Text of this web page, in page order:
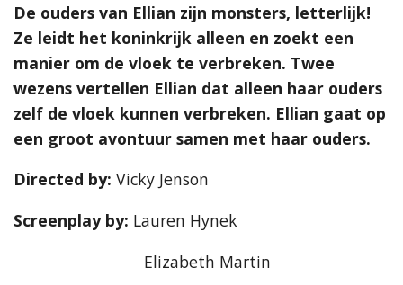
De ouders van Ellian zijn monsters, letterlijk!
Ze leidt het koninkrijk alleen en zoekt een
manier om de vloek te verbreken. Twee
wezens vertellen Ellian dat alleen haar ouders
zelf de vloek kunnen verbreken. Ellian gaat op
een groot avontuur samen met haar ouders.
Directed by: Vicky Jenson
Screenplay by: Lauren Hynek
Elizabeth Martin